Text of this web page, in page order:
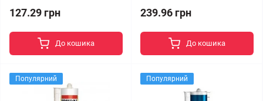
127.29 грн
До кошика
239.96 грн
До кошика
Популярний Популярний